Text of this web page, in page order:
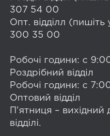
307 54 00
Опт. відділл
300 35 00
Робочі години: с
Роздрібний відділ
Робочі години: с
Оптовий відділ
П'ятниця – вихідний
відділі.